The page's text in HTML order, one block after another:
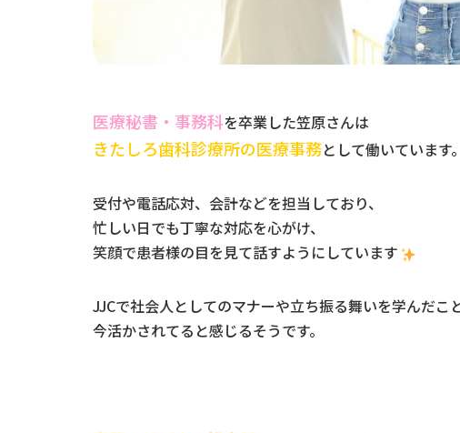
医療秘書・事務科を卒業した笠原さんは
きたしろ歯科診療所の医療事務として働いています。
受付や電話応対、会計などを担当しており、
忙しい日でも丁寧な対応を心がけ、
笑顔で患者様の目を見て話すようにしています
JJCで社会人としてのマナーや立ち振る舞いを学んだこ
今活かされてると感じるそうです。